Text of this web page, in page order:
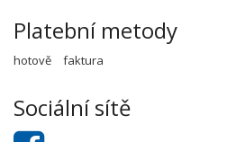
Platební metody
hotově faktura
Sociální sítě